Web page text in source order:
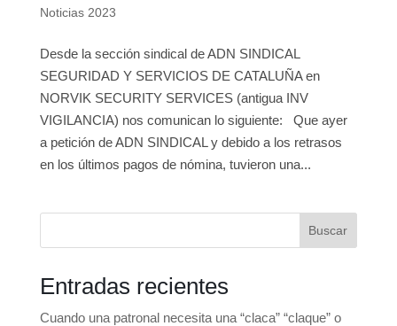
Noticias 2023
Desde la sección sindical de ADN SINDICAL
SEGURIDAD Y SERVICIOS DE CATALUÑA en
NORVIK SECURITY SERVICES (antigua INV
VIGILANCIA) nos comunican lo siguiente: Que ayer
a petición de ADN SINDICAL y debido a los retrasos
en los últimos pagos de nómina, tuvieron una...
Buscar
Entradas recientes
Cuando una patronal necesita una “claca” “claque” o